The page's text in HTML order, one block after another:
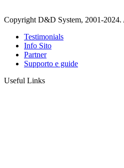
Copyright D&D System, 2001-2024.
Testimonials
Info Sito
Partner
Supporto e guide
Useful Links